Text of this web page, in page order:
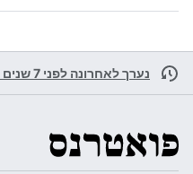
נערך לאחרונה לפני 7 שנים